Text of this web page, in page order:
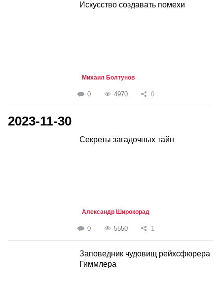
Искусство создавать помехи
Михаил Болтунов
0 4970 0
2023-11-30
Секреты загадочных тайн
Александр Широкорад
0 5550 1
Заповедник чудовищ рейхсфюрера
Гиммлера